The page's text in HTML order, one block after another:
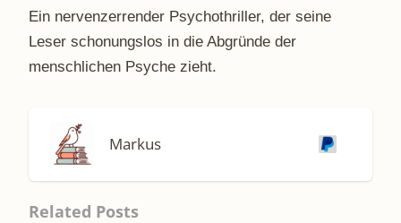
Ein nervenzerrender Psychothriller, der seine
Leser schonungslos in die Abgründe der
menschlichen Psyche zieht.
Markus
Related Posts